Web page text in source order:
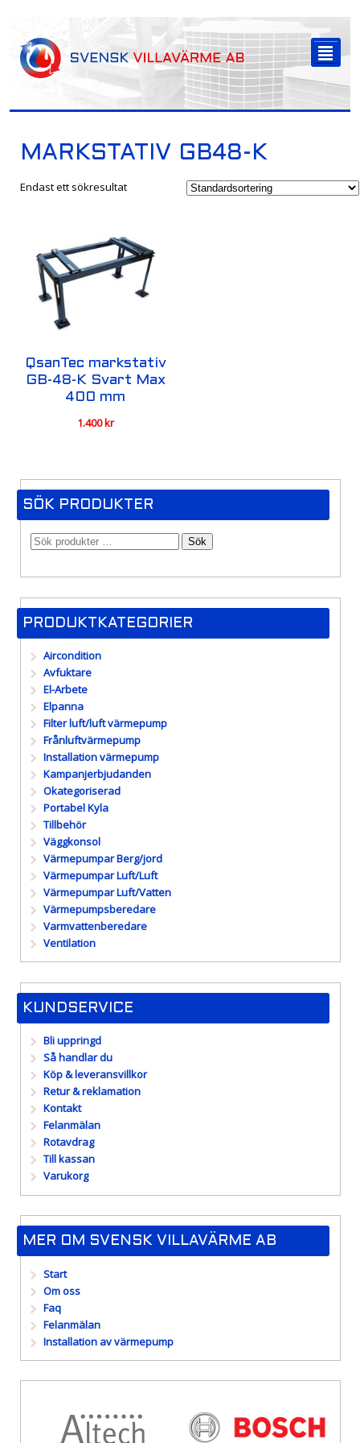
²
MARKSTATIV GB48-K
Endast ett sökresultat
QsanTec markstativ
GB-48-K Svart Max
400 mm
1.400kr
SÖK PRODUKTER
Sök
PRODUKTKATEGORIER
Aircondition
Avfuktare
El-Arbete
Elpanna
Filter luft/luft värmepump
Frånluftvärmepump
Installation värmepump
Kampanjerbjudanden
Okategoriserad
Portabel Kyla
Tillbehör
Väggkonsol
Värmepumpar Berg/jord
Värmepumpar Luft/Luft
Värmepumpar Luft/Vatten
Värmepumpsberedare
Varmvattenberedare
Ventilation
KUNDSERVICE
Bli uppringd
Så handlar du
Köp & leveransvillkor
Retur & reklamation
Kontakt
Felanmälan
Rotavdrag
Till kassan
Varukorg
MER OM SVENSK VILLAVÄRME AB
Start
Om oss
Faq
Felanmälan
Installation av värmepump